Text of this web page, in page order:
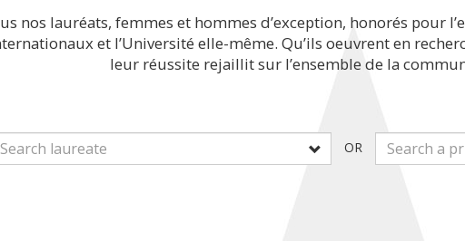
nos lauréats, femmes et hommes d’exception, honorés pour
et l’Université elle-même. Qu’ils oeuvrent en
leur réussite rejaillit sur l’ensemble de la
OR